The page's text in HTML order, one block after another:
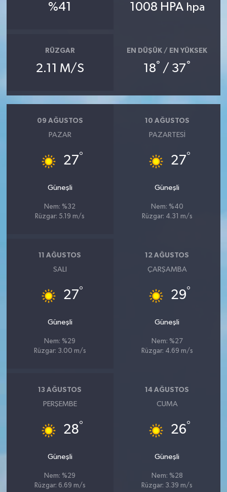
%41 1008 HPA hpa
RÜZGAR
2.11 M/S
EN DÜŞÜK / EN YÜKSEK
18° / 37°
09 AĞUSTOS
PAZAR
27°
Güneşli
Nem: %32
Rüzgar: 5.19 m/s
10 AĞUSTOS
PAZARTESI
27°
Güneşli
Nem: %40
Rüzgar: 4.31 m/s
11 AĞUSTOS
SALI
27°
Güneşli
Nem: %29
Rüzgar: 3.00 m/s
12 AĞUSTOS
ÇARŞAMBA
29°
Güneşli
Nem: %27
Rüzgar: 4.69 m/s
13 AĞUSTOS
PERŞEMBE
28°
Güneşli
Nem: %29
Rüzgar: 6.69 m/s
14 AĞUSTOS
CUMA
26°
Güneşli
Nem: %28
Rüzgar: 3.39 m/s